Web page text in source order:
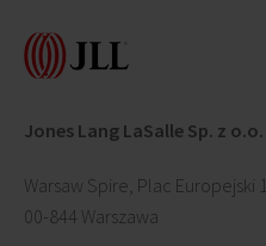
Jones Lang LaSalle Sp. z o.o.
Warsaw Spire, Plac Europejski 1
00-844 Warszawa